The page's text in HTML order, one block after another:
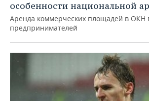
особенности национальной
Аренда коммерческих площадей в ОКН
предпринимателей